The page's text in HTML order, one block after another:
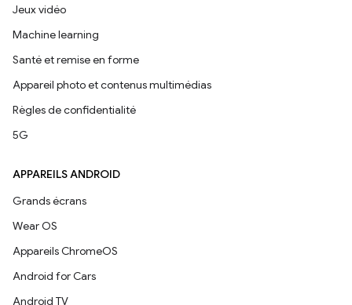
Jeux vidéo
Machine learning
Santé et remise en forme
Appareil photo et contenus multimédias
Règles de confidentialité
5G
APPAREILS ANDROID
Grands écrans
Wear OS
Appareils ChromeOS
Android for Cars
Android TV